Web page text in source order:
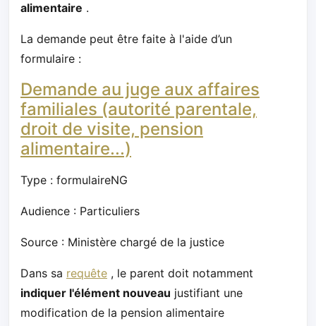
alimentaire .
La demande peut être faite à l'aide d’un
formulaire :
Demande au juge aux affaires
familiales (autorité parentale,
droit de visite, pension
alimentaire...)
Type : formulaireNG
Audience : Particuliers
Source : Ministère chargé de la justice
Dans sa requête , le parent doit notamment
indiquer l'élément nouveau justifiant une
modification de la pension alimentaire